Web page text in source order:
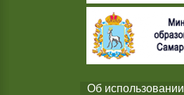
Об использовании